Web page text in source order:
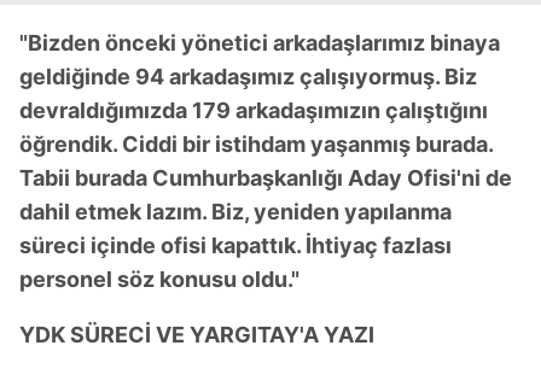
"Bizden önceki yönetici arkadaşlarımız binaya
geldiğinde 94 arkadaşımız çalışıyormuş. Biz
devraldığımızda 179 arkadaşımızın çalıştığını
öğrendik. Ciddi bir istihdam yaşanmış burada.
Tabii burada Cumhurbaşkanlığı Aday Ofisi'ni de
dahil etmek lazım. Biz, yeniden yapılanma
süreci içinde ofisi kapattık. İhtiyaç fazlası
personel söz konusu oldu."
YDK SÜRECİ VE YARGITAY'A YAZI